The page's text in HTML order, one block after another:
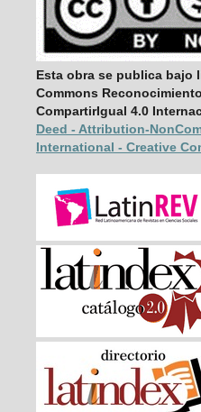
Esta obra se publica bajo
Commons
CompartirIgual 4.0
Deed - Attribution-
International - Creative